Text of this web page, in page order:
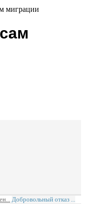
миграции
Добровольный отказ ...